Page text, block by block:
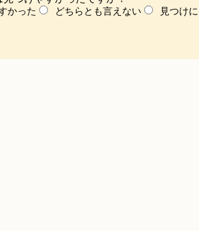
かった どちらとも言えない 見つけ